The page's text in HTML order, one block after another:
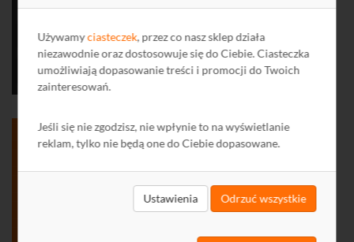
Używamyciasteczek, przez co nasz sklep działa
niezawodnie oraz dostosowuje się do Ciebie. Ciasteczka
umożliwiają dopasowanie treści i promocji do Twoich
zainteresowań.
Jeśli się nie zgodzisz, nie wpłynie to na wyświetlanie
reklam, tylko nie będą one do Ciebie dopasowane.
Ustawienia Odrzuć wszystkie